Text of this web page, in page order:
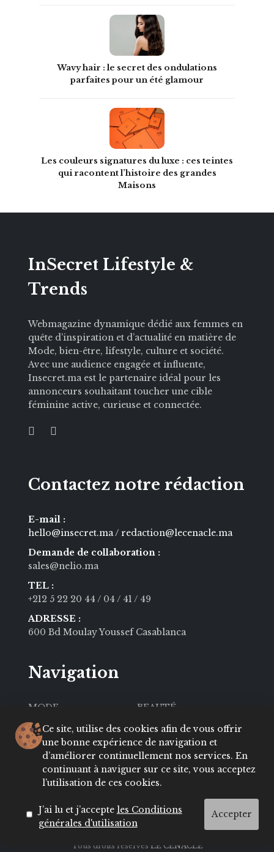
Wavy hair : le secret des ondulations
parfaites pour un été glamour
Les couleurs signatures du luxe : ces teintes
qui racontent l’histoire des grandes
Maisons
Ce site, utilise des cookies afin de vous offrir
une bonne expérience de navigation et
d’améliorer continuellement nos services. En
continuant à naviguer sur ce site, vous acceptez
l’utilisation de ces cookies.
J’ai lu et j’accepte les Conditions
générales d'utilisation
Accepter
InSecret Lifestyle &
Trends
Webmagazine dynamique dédié aux femmes en
quête d’inspiration et d’actualité en matière de
Mode, bien-être, lifestyle, culture et société.
Avec une audience engagée et influente,
Insecret.ma est le partenaire idéal pour les
annonceurs souhaitant toucher une cible
féminine active, curieuse et connectée.
Contactez notre rédaction
E-mail :
hello@insecret.ma / redaction@lecenacle.ma
Demande de collaboration :
sales@nelio.ma
TEL :
+212 5 22 20 44 / 04 / 41 / 49
ADRESSE :
600 Bd Moulay Youssef Casablanca
Navigation
MODE
BEAUTÉ
SOCIÉTÉ
CULTURE
VIE PRIVÉE
LIFESTYLE
About
Contact
Tous droits réservés LE CENACLE